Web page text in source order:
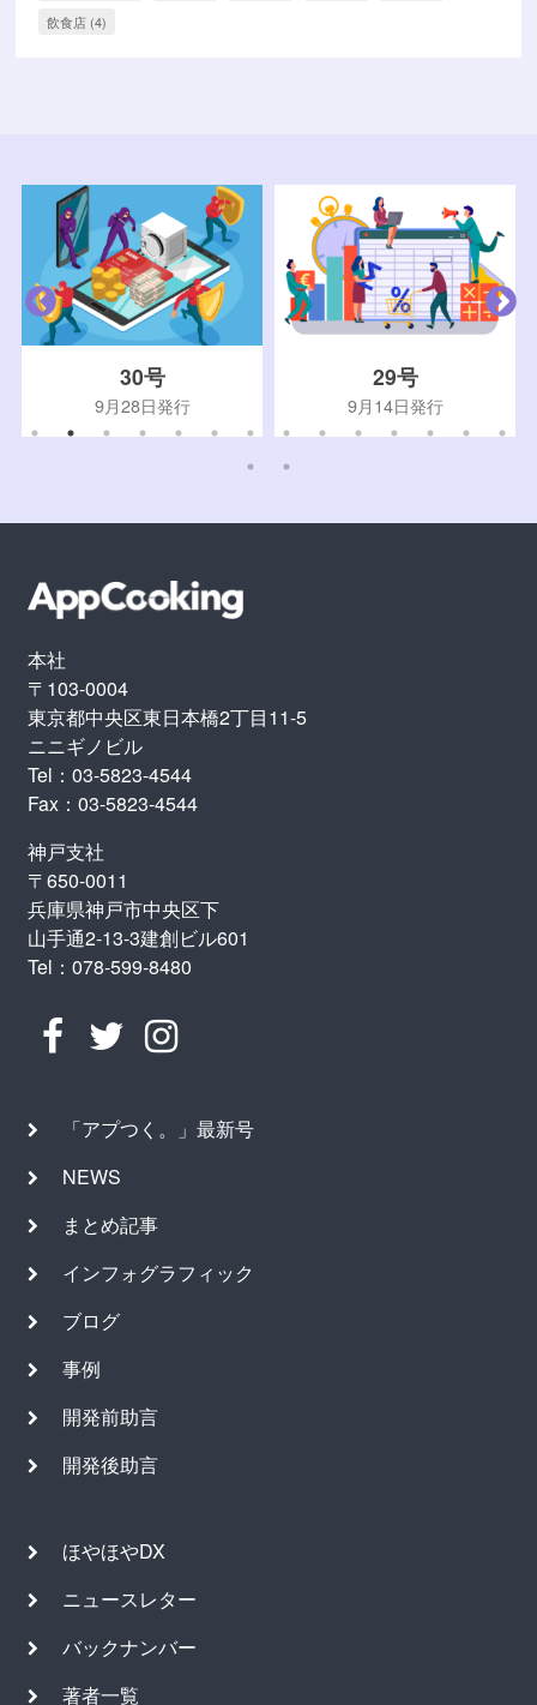
飲食店 (4)
30号
9月28日発行
29号
9月14日発行
本社
〒103-0004
東京都中央区東日本橋2丁目11-5
ニニギノビル
Tel：03-5823-4544
Fax：03-5823-4544
神戸支社
〒650-0011
兵庫県神戸市中央区下
山手通2-13-3建創ビル601
Tel：078-599-8480
「アプつく。」最新号
NEWS
まとめ記事
インフォグラフィック
ブログ
事例
開発前助言
開発後助言
ほやほやDX
ニュースレター
バックナンバー
著者一覧